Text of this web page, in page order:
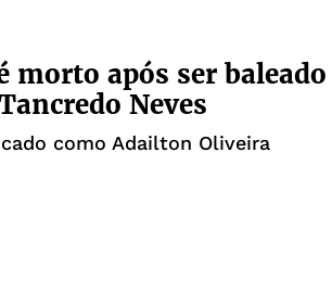
morto após ser baleado
Neves
como Adailton Oliveira